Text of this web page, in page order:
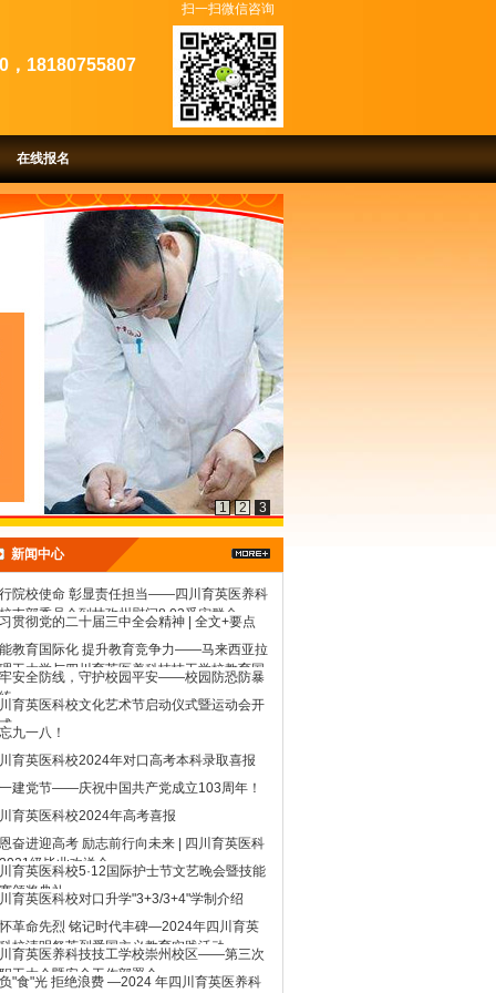
，18180755807
扫一扫微信咨询
在线报名
1 2 3
新闻中心
院校使命 彰显责任担当——四川育英医养科
支部委员会到甘孜州慰问8.03受灾群众
贯彻党的二十届三中全会精神 | 全文+要点
教育国际化 提升教育竞争力——马来西亚拉
工大学与四川育英医养科技技工学校教育国
交流座谈会
安全防线，守护校园平安——校园防恐防暴
育英医科校文化艺术节启动仪式暨运动会开
九一八！
育英医科校2024年对口高考本科录取喜报
建党节——庆祝中国共产党成立103周年！
育英医科校2024年高考喜报
奋进迎高考 励志前行向未来 | 四川育英医科
级毕业欢送会
育英医科校5·12国际护士节文艺晚会暨技能
颁奖典礼
育英医科校对口升学"3+3/3+4"学制介绍
革命先烈 铭记时代丰碑—2024年四川育英
校清明祭英烈爱国主义教育实践活动
育英医养科技技工学校崇州校区——第三次
工大会暨安全工作部署会
"食"光 拒绝浪费 —2024 年四川育英医养科